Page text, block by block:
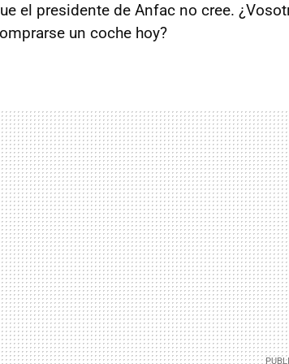
el presidente de Anfac no cree.
un coche hoy?